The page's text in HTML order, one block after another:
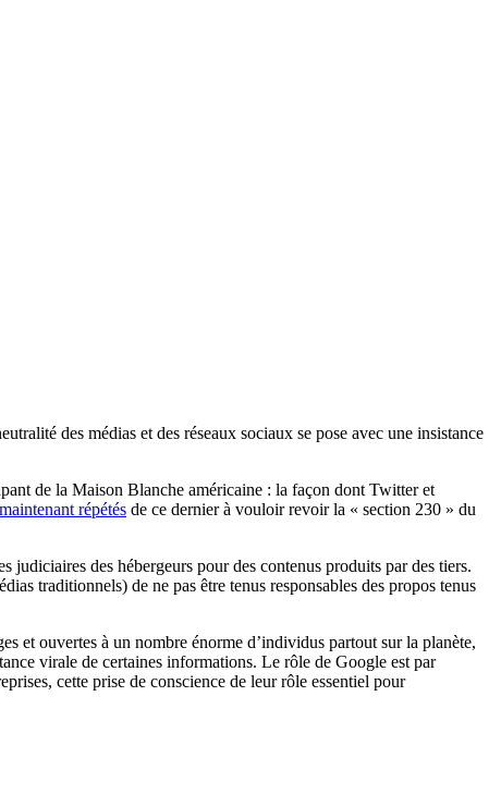
des médias et des réseaux sociaux se pose avec une insistance
de la Maison Blanche américaine : la façon dont Twitter et
répétés de ce dernier à vouloir revoir la « section 230 » du
des hébergeurs pour des contenus produits par des tiers.
traditionnels) de ne pas être tenus responsables des propos tenus
et ouvertes à un nombre énorme d’individus partout sur la planète,
virale de certaines informations. Le rôle de Google est par
cette prise de conscience de leur rôle essentiel pour